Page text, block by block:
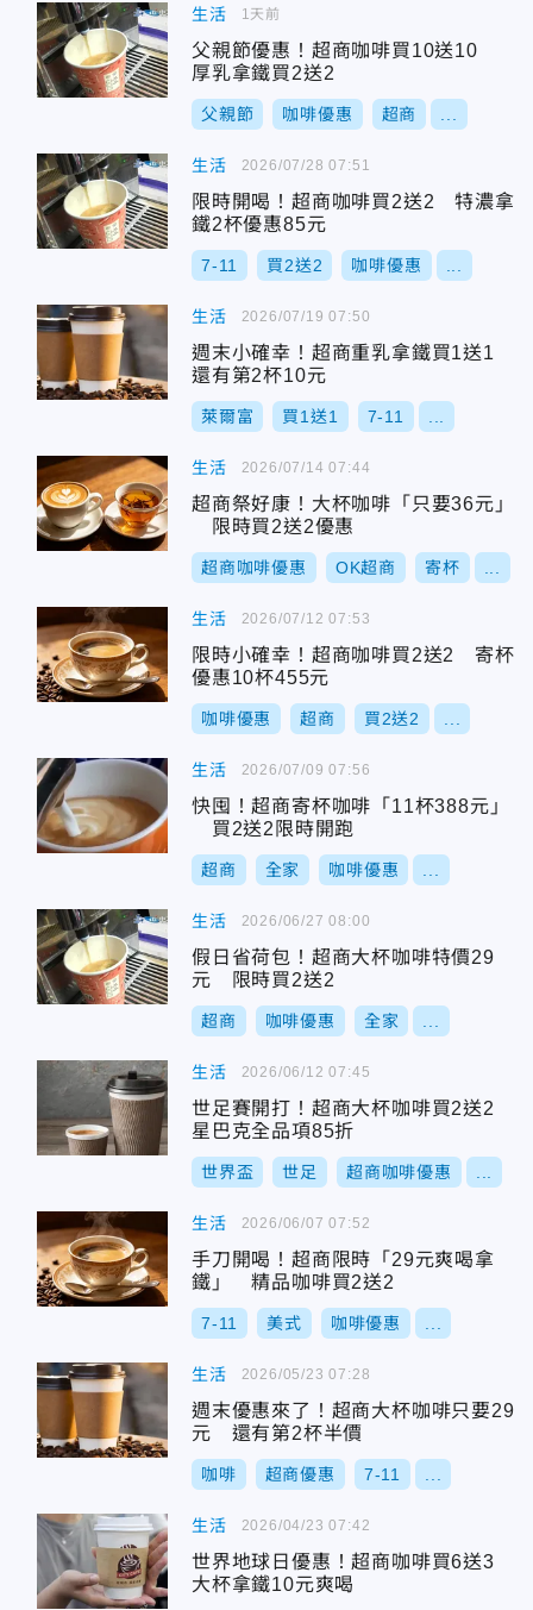
生活
父親節優惠！超商咖啡買10送10
厚乳拿鐵買2送2
父親節 咖啡優惠 超商
1天前
生活
限時開喝！超商咖啡買2送2 特濃拿
鐵2杯優惠85元
7-11 買2送2 咖啡優惠
2026/07/28 07:51
生活
週末小確幸！超商重乳拿鐵買1送1
還有第2杯10元
萊爾富 買1送1 7-11
2026/07/19 07:50
生活
超商祭好康！大杯咖啡「只要36元」
限時買2送2優惠
超商咖啡優惠 OK超商 寄杯
2026/07/14 07:44
生活
限時小確幸！超商咖啡買2送2 寄杯
優惠10杯455元
咖啡優惠 超商 買2送2
2026/07/12 07:53
生活
快囤！超商寄杯咖啡「11杯388元」
買2送2限時開跑
超商 全家 咖啡優惠
2026/07/09 07:56
生活
假日省荷包！超商大杯咖啡特價29
元 限時買2送2
超商 咖啡優惠 全家
2026/06/27 08:00
生活
世足賽開打！超商大杯咖啡買2送2
星巴克全品項85折
世界盃 世足 超商咖啡優惠
2026/06/12 07:45
生活
手刀開喝！超商限時「29元爽喝拿
鐵」 精品咖啡買2送2
7-11 美式 咖啡優惠
2026/06/07 07:52
生活
週末優惠來了！超商大杯咖啡只要29
元 還有第2杯半價
咖啡 超商優惠 7-11
2026/05/23 07:28
生活
世界地球日優惠！超商咖啡買6送3
大杯拿鐵10元爽喝
2026/04/23 07:42